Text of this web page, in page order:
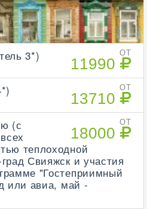
ОТ
11990
3*)
ОТ
13710
ОТ
18000
(с
теплоходной
Свияжск и участия
"Гостеприимный
или авиа, май -